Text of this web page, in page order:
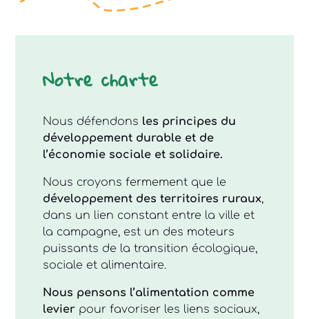
Notre charte
Nous défendons ​les principes du
développement durable et de
l’économie sociale et solidaire.
Nous croyons fermement que le
développement des territoires ruraux,
​dans un lien constant entre la ville et
la campagne, est un des moteurs
puissants de la transition écologique,
sociale et alimentaire.
Nous pensons l’alimentation comme
levier ​ pour favoriser les liens sociaux,